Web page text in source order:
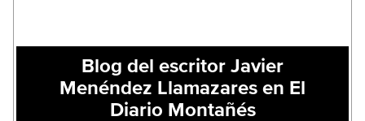
Blog del escritor Javier
Menéndez Llamazares en El
Diario Montañés